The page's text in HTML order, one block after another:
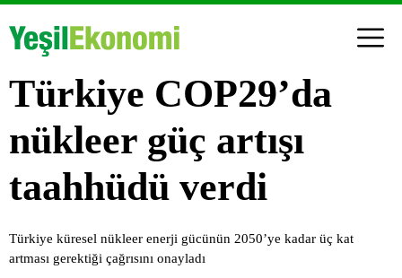
Türkiye COP29’da
nükleer güç artışı
taahhüdü verdi
Türkiye küresel nükleer enerji gücünün 2050’ye kadar üç kat
artması gerektiği çağrısını onayladı